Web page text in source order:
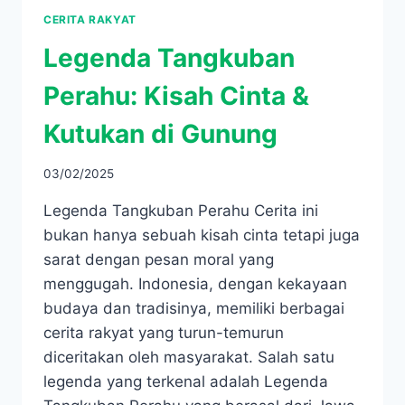
CERITA RAKYAT
Legenda Tangkuban
Perahu: Kisah Cinta &
Kutukan di Gunung
03/02/2025
Legenda Tangkuban Perahu Cerita ini
bukan hanya sebuah kisah cinta tetapi juga
sarat dengan pesan moral yang
menggugah. Indonesia, dengan kekayaan
budaya dan tradisinya, memiliki berbagai
cerita rakyat yang turun-temurun
diceritakan oleh masyarakat. Salah satu
legenda yang terkenal adalah Legenda